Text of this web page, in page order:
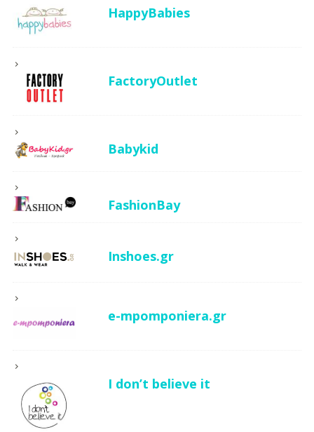
HappyBabies
FactoryOutlet
Babykid
FashionBay
Inshoes.gr
e-mpomponiera.gr
I don’t believe it